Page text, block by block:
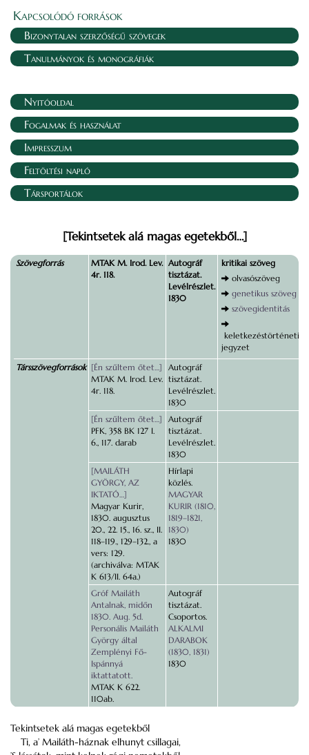
Kapcsolódó források
Bizonytalan szerzőségű szövegek
Tanulmányok és monográfiák
Nyitóoldal
Fogalmak és használat
Impresszum
Feltöltési napló
Társportálok
[Tekintsetek alá magas egetekből…]
Szövegforrás
MTAK M. Irod. Lev.
4r. 118.
Autográf
tisztázat.
Levélrészlet.
1830
kritikai szöveg
olvasószöveg
genetikus szöveg
szövegidentitás
keletkezéstörténeti
jegyzet
Társszövegforrások [Én szűltem őtet…]
MTAK M. Irod. Lev.
4r. 118.
Autográf
tisztázat.
Levélrészlet.
1830
[Én szűltem őtet…]
PFK, 358 BK 127 I.
6., 117. darab
Autográf
tisztázat.
Levélrészlet.
1830
[MAILÁTH
GYÖRGY, AZ
IKTATÓ…]
Magyar Kurir,
1830. augusztus
20., 22. 15., 16. sz., II.
118–119., 129–132., a
vers: 129.
(archiválva: MTAK
K 613/II. 64a.)
Hírlapi
közlés.
MAGYAR
KURIR (1810,
1819–1821,
1830)
1830
Gróf Mailáth
Antalnak, midőn
1830. Aug. 5d.
Personális Mailáth
György által
Zemplényi Fő-
Ispánnyá
iktattatott.
MTAK K 622.
110ab.
Autográf
tisztázat.
Csoportos.
ALKALMI
DARABOK
(1830, 1831)
1830
Tekintsetek alá magas egetekből
Ti, a’ Mailáth-háznak elhunyt csillagai,